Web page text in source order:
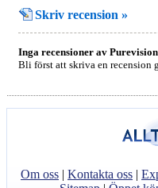
Skriv recension »
Inga recensioner av
Bli först att skriva en recension
Om oss |Kontakta oss |